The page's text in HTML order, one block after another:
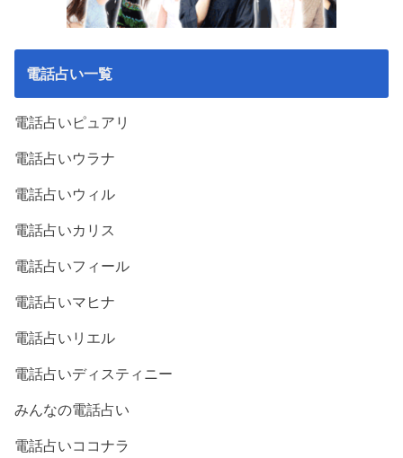
電話占い一覧
電話占いピュアリ
電話占いウラナ
電話占いウィル
電話占いカリス
電話占いフィール
電話占いマヒナ
電話占いリエル
電話占いディスティニー
みんなの電話占い
電話占いココナラ